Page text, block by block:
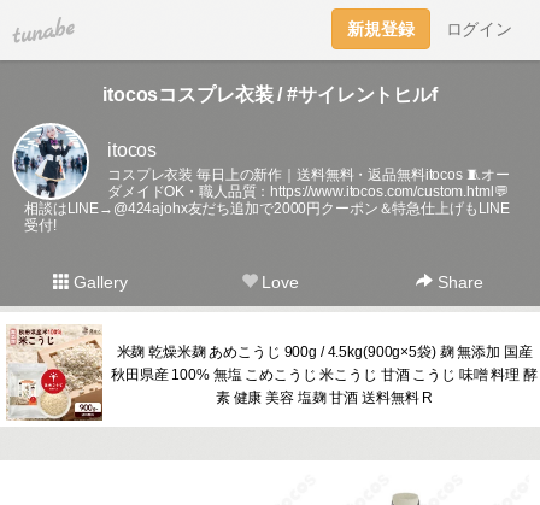
tuna.be 新規登録 ログイン
itocosコスプレ衣装 / #サイレントヒルf
itocos
コスプレ衣装 毎日上の新作｜送料無料・返品無料itocos 🧵オー
ダメイドOK・職人品質： https://www.itocos.com/custom.html💬
相談はLINE→@424ajohx友だち追加で2000円クーポン＆特急仕上げもLINE
受付!
Gallery Love Share
米麹 乾燥米麹 あめこうじ 900g / 4.5kg(900g×5袋) 麹 無添加 国産
秋田県産 100% 無塩 こめこうじ 米こうじ 甘酒 こうじ 味噌 料理 酵
素 健康 美容 塩麹 甘酒 送料無料 R